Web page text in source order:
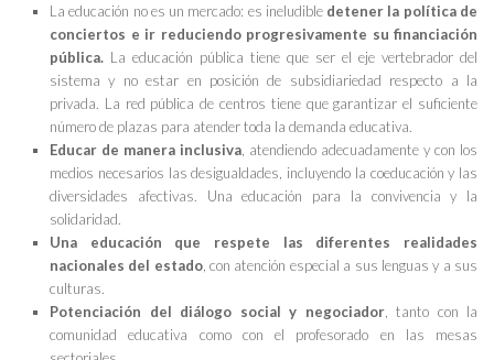
La educación no es un mercado: es ineludible detener la política de
conciertos e ir reduciendo progresivamente su financiación
pública. La educación pública tiene que ser el eje vertebrador del
sistema y no estar en posición de subsidiariedad respecto a la
privada. La red pública de centros tiene que garantizar el suficiente
número de plazas para atender toda la demanda educativa.
Educar de manera inclusiva , atendiendo adecuadamente y con los
medios necesarios las desigualdades, incluyendo la coeducación y las
diversidades afectivas. Una educación para la convivencia y la
solidaridad.
Una educación que respete las diferentes realidades
nacionales del estado, con atención especial a sus lenguas y a sus
culturas.
Potenciación del diálogo social y negociador, tanto con la
comunidad educativa como con el profesorado en las mesas